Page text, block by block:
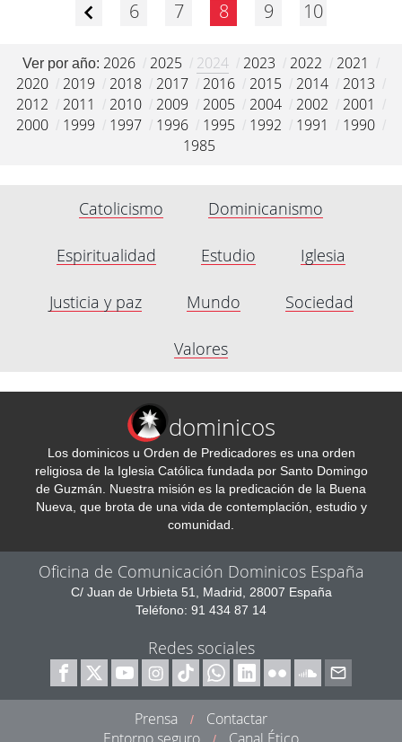
6 7 8 9 10
Ver por año: 2026 2025 2024 2023 2022 2021
2020 2019 2018 2017 2016 2015 2014 2013
2012 2011 2010 2009 2005 2004 2002 2001
2000 1999 1997 1996 1995 1992 1991 1990
1985
Catolicismo Dominicanismo
Espiritualidad Estudio Iglesia
Justicia y paz Mundo Sociedad
Valores
dominicos
Los dominicos u Orden de Predicadores es una orden
religiosa de la Iglesia Católica fundada por Santo Domingo
de Guzmán. Nuestra misión es la predicación de la Buena
Nueva, que brota de una vida de contemplación, estudio y
comunidad.
Oficina de Comunicación Dominicos España
C/ Juan de Urbieta 51, Madrid, 28007 España
Teléfono: 91 434 87 14
Redes sociales
Prensa /
Contactar